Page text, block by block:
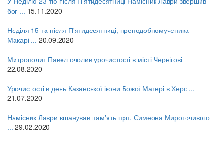
бог ... 15.11.2020
Неділя 15-та після П'ятидесятниці, преподобномученика
Макарі ... 20.09.2020
Митрополит Павел очолив урочистості в місті Чернігові
22.08.2020
Урочистості в день Казанської ікони Божої Матері в Херс ...
21.07.2020
Намісник Лаври вшанував пам'ять прп. Симеона Мироточивого
... 29.02.2020